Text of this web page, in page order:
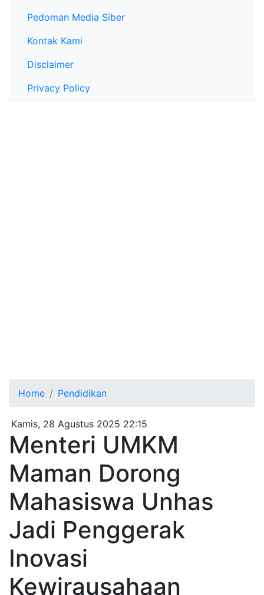
Pedoman Media Siber
Kontak Kami
Disclaimer
Privacy Policy
Home Pendidikan
Kamis, 28 Agustus 2025 22:15
Menteri UMKM
Maman Dorong
Mahasiswa Unhas
Jadi Penggerak
Inovasi
Kewirausahaan